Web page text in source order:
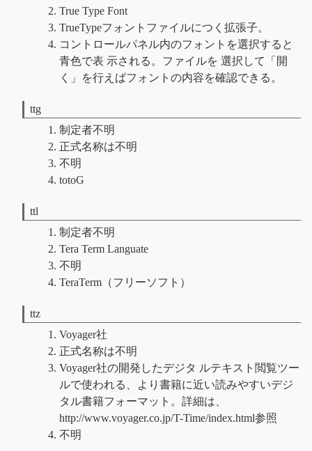
True Type Font
TrueTypeフォントファイルにつく拡張子。
コントロールパネル内のフォントを選択すると
青色で表 示される。ファイルを 選択して「開
く」を行えばフォントの内容を確認できる。
ttg
制定者不明
正式名称は不明
不明
totoG
ttl
制定者不明
Tera Term Languate
不明
TeraTerm（フリーソフト）
ttz
Voyager社
正式名称は不明
Voyager社の開発したデジタ ルテキスト閲覧ツー
ルで使われる、より書籍に近い読みやすいデジ
タル書籍フォーマット。詳細は、
http://www.voyager.co.jp/T-Time/index.html参照
不明